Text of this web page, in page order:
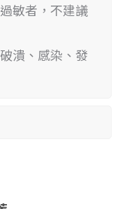
敏者，不建議
潰、感染、發